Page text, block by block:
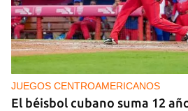
NICARAGUA
EE UU propone a la OEA
cancilleres para "tomar
decisiones de Ortega
JUEGOS CENTROAMERICANOS
El béisbol cubano suma 12